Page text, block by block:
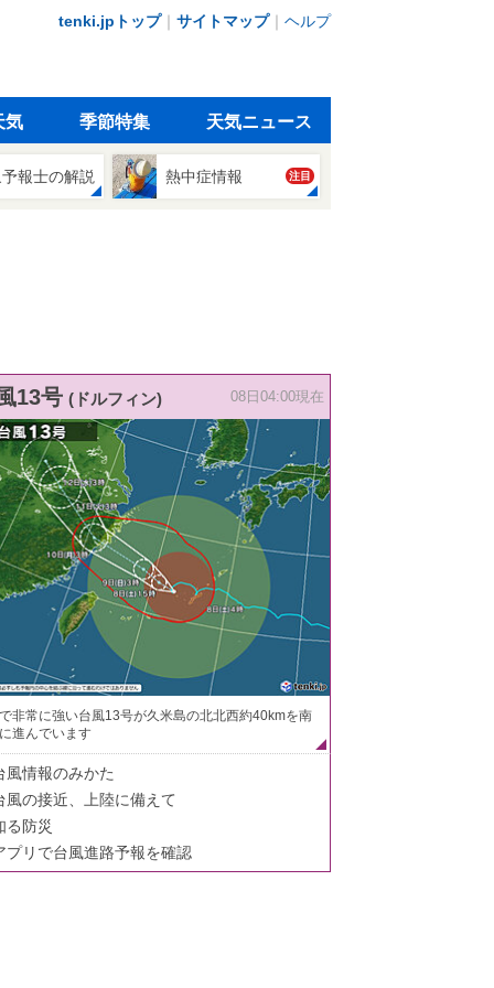
tenki.jpトップ｜ サイトマップ｜ ヘルプ
気 季節特集 天気ニュース
報士の解説 熱中症情報 注目
13号 (ドルフィン) 08日04:00現在
非常に強い台風13号が久米島の北北西約40kmを南
進んでいます
風情報のみかた
風の接近、上陸に備えて
る防災
プリで台風進路予報を確認